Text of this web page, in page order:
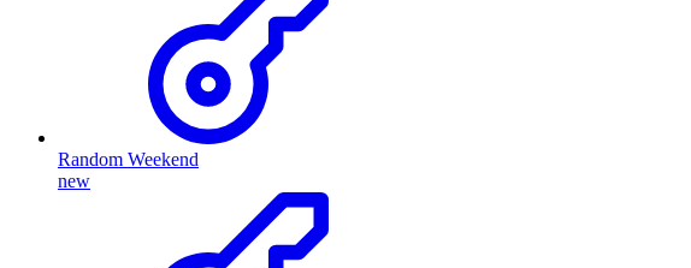
Random Weekend
new